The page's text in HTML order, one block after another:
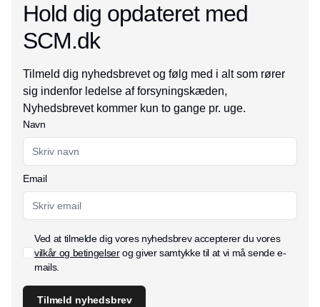
Hold dig opdateret med
SCM.dk
Tilmeld dig nyhedsbrevet og følg med i alt som rører
sig indenfor ledelse af forsyningskæden,
Nyhedsbrevet kommer kun to gange pr. uge.
Navn
Email
Ved at tilmelde dig vores nyhedsbrev accepterer du vores
vilkår og betingelserog giver samtykke til at vi må sende e-
mails.
Tilmeld nyhedsbrev